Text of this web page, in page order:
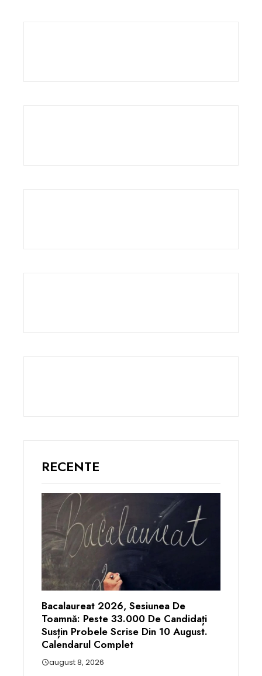
RECENTE
Bacalaureat 2026, Sesiunea De
Toamnă: Peste 33.000 De Candidați
Susțin Probele Scrise Din 10 August.
Calendarul Complet
august 8, 2026